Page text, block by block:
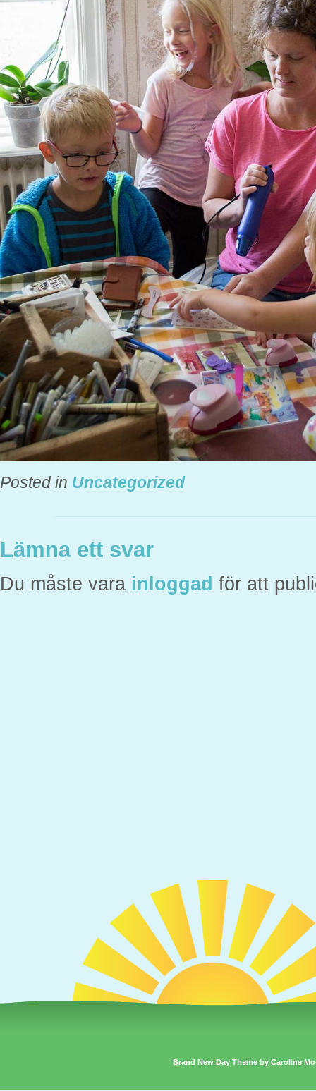
Posted in Uncategorized
Lämna ett svar
Du måste vara inloggad för att
Brand New Day Theme by Caroline